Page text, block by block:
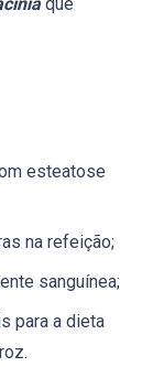
esteatose
na refeição;
sanguínea;
para a dieta